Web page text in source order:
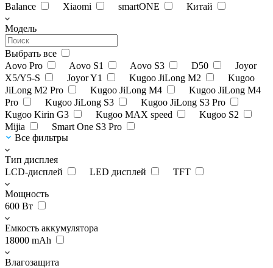
Balance
Xiaomi smartONE Китай
Модель
Выбрать все
Aovo Pro
Aovo S1 Aovo S3 D50
Joyor
X5/Y5-S
Joyor Y1 Kugoo JiLong M2
Kugoo
JiLong M2 Pro
Kugoo JiLong M4
Kugoo JiLong M4
Pro
Kugoo JiLong S3
Kugoo JiLong S3 Pro
Kugoo Kirin G3
Kugoo MAX speed
Kugoo S2
Mijia
Smart One S3 Pro
Все фильтры
Тип дисплея
LCD-дисплей
LED дисплей TFT
Мощность
600 Вт
Емкость аккумулятора
18000 mAh
Влагозащита